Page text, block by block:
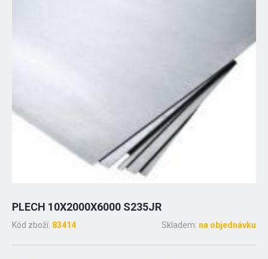
PLECH 10X2000X6000 S235JR
Kód zboží: 83414 Skladem: na objednávku